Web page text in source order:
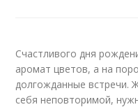
Счастливого дня
аромат цветов, а на
долгожданные
себя неповторимой,